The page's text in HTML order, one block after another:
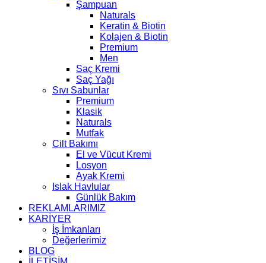
Şampuan
Naturals
Keratin & Biotin
Kolajen & Biotin
Premium
Men
Saç Kremi
Saç Yağı
Sıvı Sabunlar
Premium
Klasik
Naturals
Mutfak
Cilt Bakımı
El ve Vücut Kremi
Losyon
Ayak Kremi
Islak Havlular
Günlük Bakım
REKLAMLARIMIZ
KARİYER
İş İmkanları
Değerlerimiz
BLOG